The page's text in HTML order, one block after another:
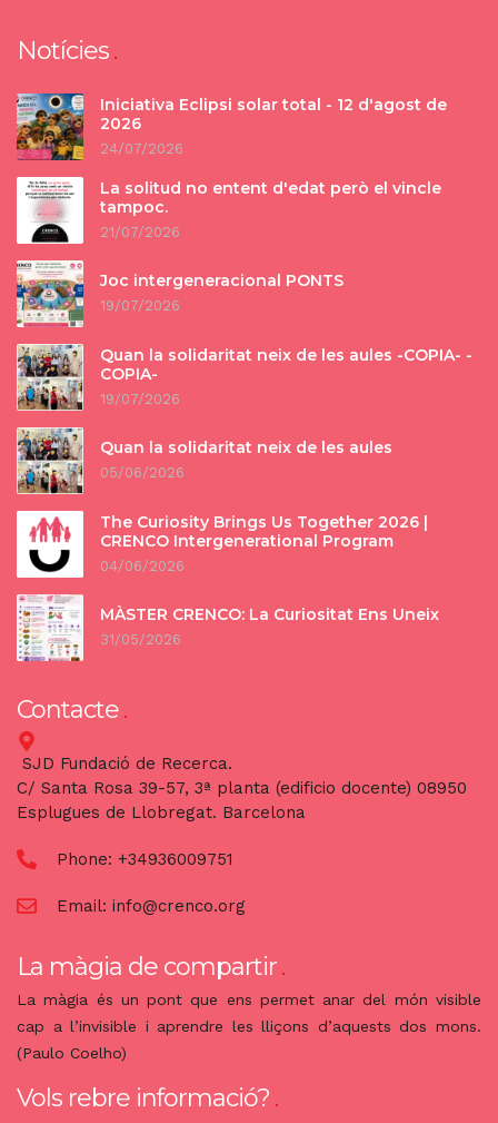
Notícies
Iniciativa Eclipsi solar total - 12 d'agost de
2026
24/07/2026
La solitud no entent d'edat però el vincle
tampoc.
21/07/2026
Joc intergeneracional PONTS
19/07/2026
Quan la solidaritat neix de les aules -COPIA- -
COPIA-
19/07/2026
Quan la solidaritat neix de les aules
05/06/2026
The Curiosity Brings Us Together 2026 |
CRENCO Intergenerational Program
04/06/2026
MÀSTER CRENCO: La Curiositat Ens Uneix
31/05/2026
Contacte
SJD Fundació de Recerca.
C/ Santa Rosa 39-57, 3ª planta (edificio docente) 08950
Esplugues de Llobregat. Barcelona
Phone: +34936009751
Email: info@crenco.org
La màgia de compartir
La màgia és un pont que ens permet anar del món visible
cap a l’invisible i aprendre les lliçons d’aquests dos mons.
(Paulo Coelho)
Vols rebre informació?